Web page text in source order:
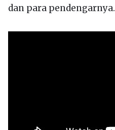
dan para pendengarnya.